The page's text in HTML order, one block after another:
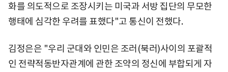
화를 의도적으로 조장시키는 미국과 서방 집단의 무모한
행태에 심각한 우려를 표했다"고 통신이 전했다.
김정은은 "우리 군대와 인민은 조러(북러)사이의 포괄적
인 전략적동반자관계에 관한 조약의 정신에 부합되게 자